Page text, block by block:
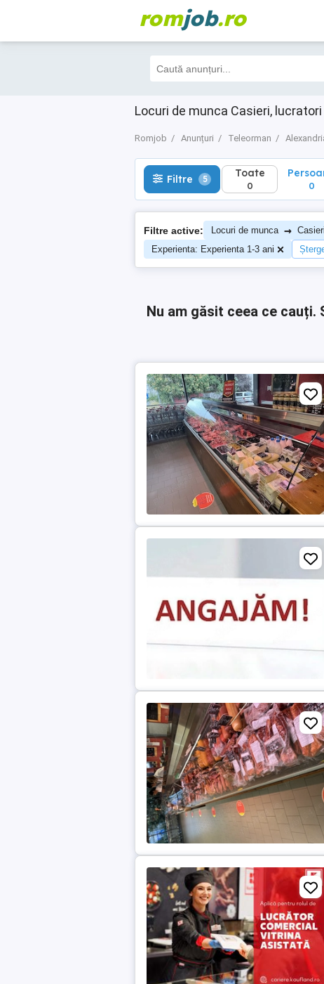
romjob.ro
Locuri de munca Casieri,
Romjob Anunțuri Teleorman
Filtre 5 Toate
0
Filtre 5 Toate
0 0
Filtre active: Locuri de munca →
Experienta: Experienta 1-3 ani
Nu am găsit ceea ce cauți.